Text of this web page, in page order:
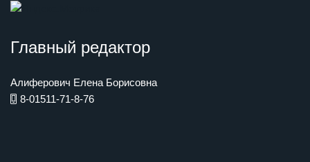
Главный редактор
Алиферович Елена Борисовна
8-01511-71-8-76